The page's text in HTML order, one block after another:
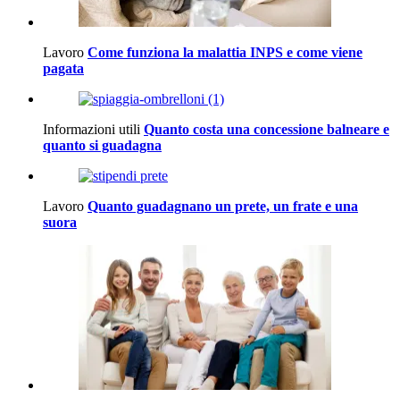
Lavoro Come funziona la malattia INPS e come viene
pagata
Informazioni utili Quanto costa una concessione balneare e
quanto si guadagna
Lavoro Quanto guadagnano un prete, un frate e una
suora